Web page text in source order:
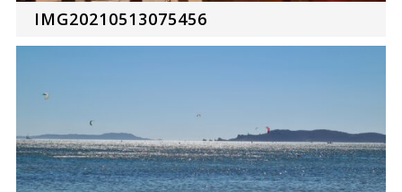
IMG20210513075456